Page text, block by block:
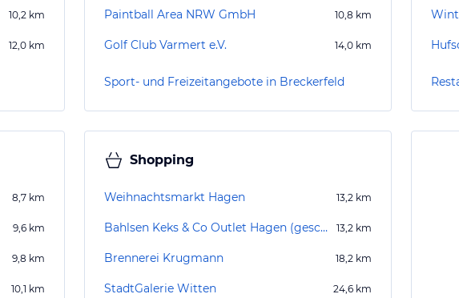
10,2 km
12,0 km
Paintball Area NRW GmbH 10,8 km
Golf Club Varmert e.V. 14,0 km
Sport- und Freizeitangebote in Breckerfeld
8,7 km
9,6 km
9,8 km
10,1 km
Shopping
Weihnachtsmarkt Hagen 13,2 km
Bahlsen Keks & Co Outlet Hagen (geschlossen) 13,2 km
Brennerei Krugmann 18,2 km
StadtGalerie Witten 24,6 km